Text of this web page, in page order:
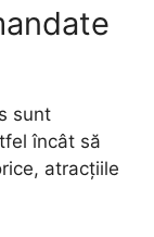
sunt
încât să
atracțiile